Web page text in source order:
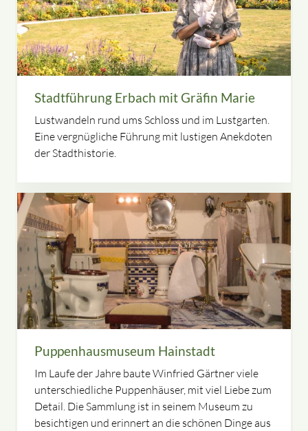
Stadtführung Erbach mit Gräfin Marie
Lustwandeln rund ums Schloss und im Lustgarten.
Eine vergnügliche Führung mit lustigen Anekdoten
der Stadthistorie.
Puppenhausmuseum Hainstadt
Im Laufe der Jahre baute Winfried Gärtner viele
unterschiedliche Puppenhäuser, mit viel Liebe zum
Detail. Die Sammlung ist in seinem Museum zu
besichtigen und erinnert an die schönen Dinge aus